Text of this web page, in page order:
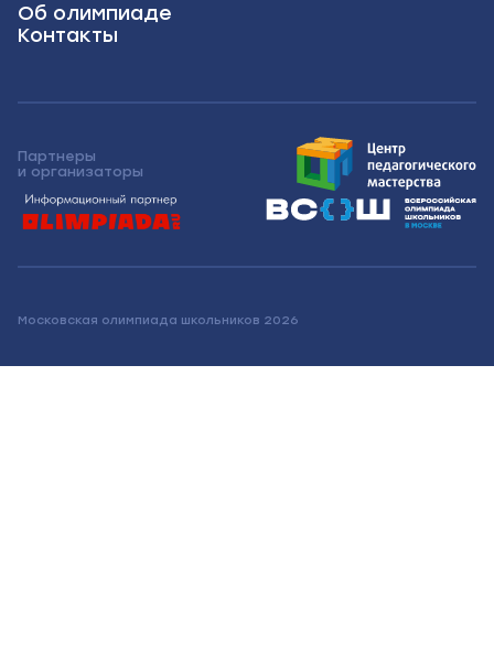
Об олимпиаде
Контакты
Партнеры
и организаторы
Московская олимпиада школьников 2026